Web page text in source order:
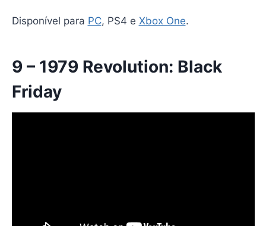
Disponível para PC, PS4 e Xbox One.
9 – 1979 Revolution: Black
Friday